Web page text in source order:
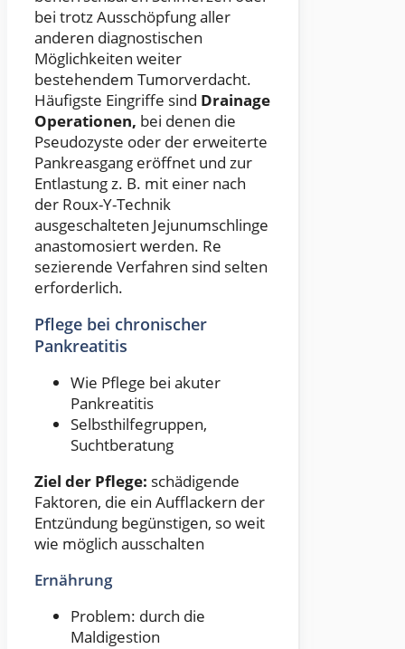
bei trotz Ausschöpfung aller
anderen diagnostischen
Möglichkeiten weiter
bestehendem Tumorverdacht.
Häufigste Eingriffe sind Drainage
Operationen, bei denen die
Pseudozyste oder der erweiterte
Pankreasgang eröffnet und zur
Entlastung z. B. mit einer nach
der Roux-Y-Technik
ausgeschalteten Jejunumschlinge
anastomosiert werden. Re
sezierende Verfahren sind selten
erforderlich.
Pflege bei chronischer
Pankreatitis
Wie Pflege bei akuter
Pankreatitis
Selbsthilfegruppen,
Suchtberatung
Ziel der Pflege: schädigende
Faktoren, die ein Aufflackern der
Entzündung begünstigen, so weit
wie möglich ausschalten
Ernährung
Problem: durch die
Maldigestion